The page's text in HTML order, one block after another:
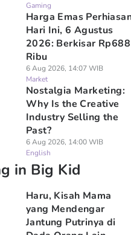
Gaming
Harga Emas
Hari Ini, 6 Agustus
2026: Berkisar Rp688
Ribu
6 Aug 2026, 14:07 WIB
Market
Nostalgia Marketing:
Why Is the Creative
Industry Selling the
Past?
6 Aug 2026, 14:00 WIB
English
in Big Kid
Haru, Kisah Mama
yang Mendengar
Jantung Putrinya di